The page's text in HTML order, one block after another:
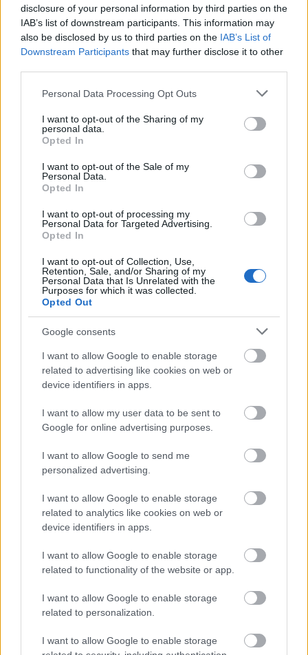
disclosure of your personal information by third parties on the
IAB’s list of downstream participants. This information may
also be disclosed by us to third parties on the IAB’s List of
Downstream Participants that may further disclose it to other
Please note that this website/app uses one or more Google
not limited to your visit or usage behaviour. You may click to
grant or deny consent to Google and its third-party tags to
use your data for below specified purposes in below Google
consent section.
Personal Data Processing Opt Outs
I want to opt-out of the Sharing of my
personal data.
Opted In
I want to opt-out of the Sale of my
Personal Data.
Opted In
I want to opt-out of processing my
Personal Data for Targeted Advertising.
Opted In
I want to opt-out of Collection, Use,
Retention, Sale, and/or Sharing of my
Personal Data that Is Unrelated with the
Purposes for which it was collected.
Opted Out
Google consents
I want to allow Google to enable storage
related to advertising like cookies on web or
device identifiers in apps.
I want to allow my user data to be sent to
Google for online advertising purposes.
I want to allow Google to send me
personalized advertising.
I want to allow Google to enable storage
related to analytics like cookies on web or
device identifiers in apps.
I want to allow Google to enable storage
related to functionality of the website or app.
I want to allow Google to enable storage
related to personalization.
I want to allow Google to enable storage
ரெட்மேன் கோட்டையின் எரியும் முற்றத்தில்,
வாள் மற்றும் கேடயத்துடன் தவறான
போர்வீரனையும், ஒரு க்ரூசிபிள் நைட்டையும்
எதிர்கொள்ளும் டார்னிஷ்டு இன் பிளாக் கத்தி
கவசத்தின் அனிம் பாணி விளக்கம்.
மேலும் தகவல்களுக்கும் உயர்
செய்யவும் அல்லது தட்டவும்.
வாள் மற்றும் கேடயத்துடன் தவறான
போர்வீரனையும் ஒரு க்ரூசிபிள் நைட்டியையும்
எதிர்கொண்டு, இடதுபுறத்தில் பின்னால்
இருந்து பார்க்கும் கறைபடிந்தவர்களின் அனிம்
பாணி படம்.
மேலும் தகவல்களுக்கும் உயர்
தெளிவுத்திறனுக்கும் படத்தைக் கிளிக்
செய்யவும் அல்லது தட்டவும்.
ரெட்மேன் கோட்டையில் க்ரூசிபிள் நைட் மற்றும்
மிஸ்பெகாட்டன் போர்வீரருடன் போராடும்